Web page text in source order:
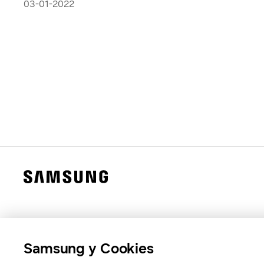
2022 versátil
03-01-2022
Samsung y Cookies